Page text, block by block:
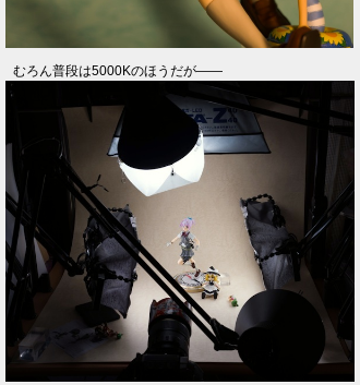
むろん普段は5000Kのほうだが――